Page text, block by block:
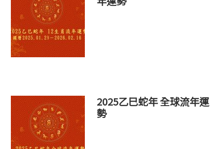
2025乙巳蛇年 全球流年運
勢